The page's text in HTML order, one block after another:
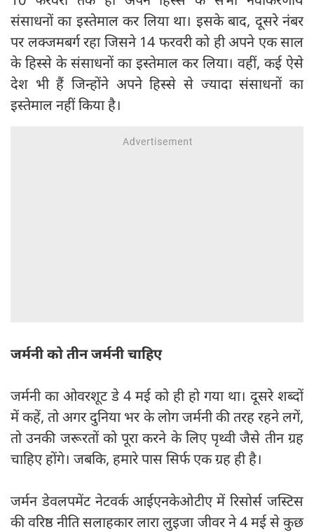
संसाधनों का इस्तेमाल कर लिया था। इसके बाद, दूसरे नंबर
पर लक्जमबर्ग रहा जिसने 14 फरवरी को ही अपने एक साल
के हिस्से के संसाधनों का इस्तेमाल कर लिया। वहीं, कई ऐसे
देश भी हैं जिन्होंने अपने हिस्से से ज्यादा संसाधनों का
इस्तेमाल नहीं किया है।
जर्मनी को तीन जर्मनी चाहिए
जर्मनी का ओवरशूट डे 4 मई को ही हो गया था। दूसरे शब्दों
में कहें, तो अगर दुनिया भर के लोग जर्मनी की तरह रहने लगें,
तो उनकी जरूरतों को पूरा करने के लिए पृथ्वी जैसे तीन ग्रह
चाहिए होंगे। जबकि, हमारे पास सिर्फ एक ग्रह ही है।
जर्मन डेवलपमेंट नेटवर्क आईएनकेओटीए में रिसोर्स जस्टिस
की वरिष्ठ नीति सलाहकार लारा लुइजा जीवर ने 4 मई से कुछ